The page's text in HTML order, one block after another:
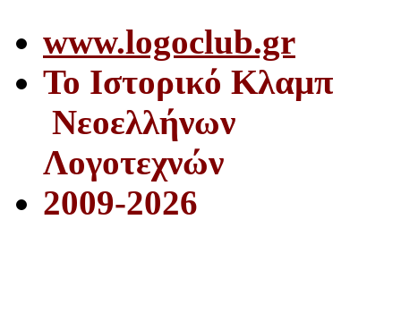
www.logoclub.gr
Το Iστορικό Κλαμπ
Νεοελλήνων
Λογοτεχνών
2009-2026